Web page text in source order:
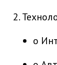
2.
o